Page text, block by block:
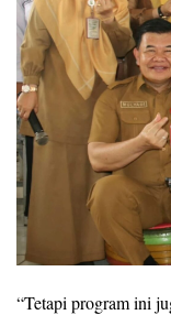
“Tetapi program ini